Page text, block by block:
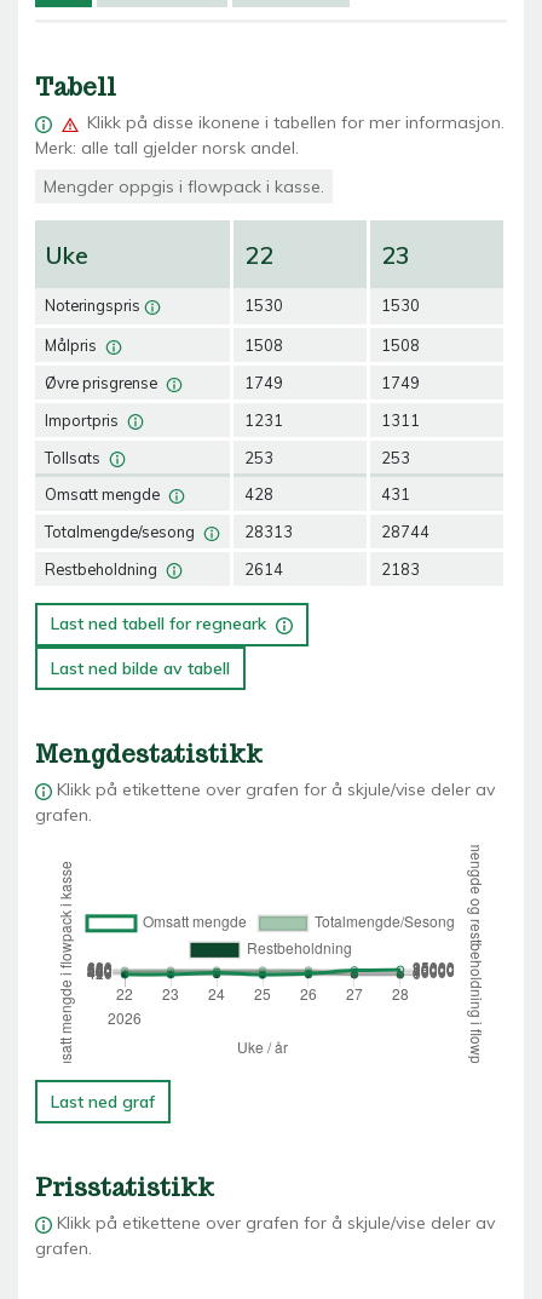
Tabell
Klikk på disse ikonene i tabellen for mer informasjon.
Merk: alle tall gjelder norsk andel.
Mengder oppgis i flowpack i kasse.
Uke
Noteringspris
Målpris
Øvre prisgrense
Importpris
Tollsats
Omsatt mengde
Totalmengde/sesong
Restbeholdning
22
1530
1508
1749
1231
253
428
28313
2614
23
1530
1508
1749
1311
253
431
28744
2183
Last ned tabell for regneark
Last ned bilde av tabell
Mengdestatistikk
Klikk på etikettene over grafen for å skjule/vise deler av
grafen.
Last ned graf
Prisstatistikk
Klikk på etikettene over grafen for å skjule/vise deler av
grafen.